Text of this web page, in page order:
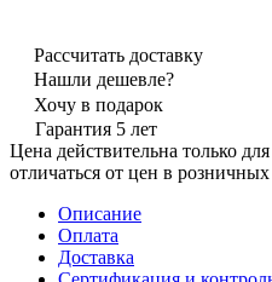
Рассчитать доставку
Нашли дешевле?
Хочу в подарок
Гарантия 5 лет
Цена действительна только
отличаться от цен в
Описание
Оплата
Доставка